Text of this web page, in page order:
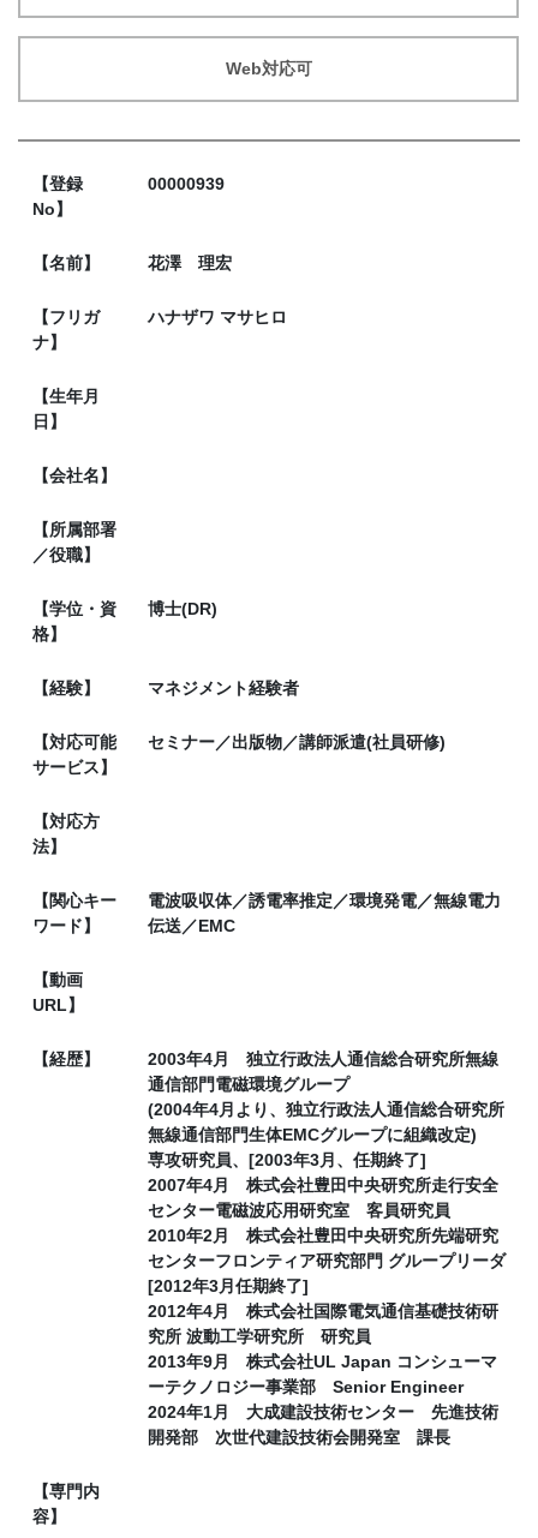
Web対応可
【登録
No】
00000939
【名前】 花澤 理宏
【フリガ
ナ】
ハナザワ マサヒロ
【生年月
日】
【会社名】
【所属部署
／役職】
【学位・資
格】
博士(DR)
【経験】 マネジメント経験者
【対応可能
サービス】
セミナー／出版物／講師派遣(社員研修)
【対応方
法】
【関心キー
ワード】
電波吸収体／誘電率推定／環境発電／無線電力
伝送／EMC
【動画
URL】
【経歴】
2003年4月 独立行政法人通信総合研究所無線
通信部門電磁環境グループ
(2004年4月より、独立行政法人通信総合研究所
無線通信部門生体EMCグループに組織改定)
専攻研究員、[2003年3月、任期終了]
2007年4月 株式会社豊田中央研究所走行安全
センター電磁波応用研究室 客員研究員
2010年2月 株式会社豊田中央研究所先端研究
センターフロンティア研究部門 グループリーダ
[2012年3月任期終了]
2012年4月 株式会社国際電気通信基礎技術研
究所 波動工学研究所 研究員
2013年9月 株式会社UL Japan コンシューマ
ーテクノロジー事業部 Senior Engineer
2024年1月 大成建設技術センター 先進技術
開発部 次世代建設技術会開発室 課長
【専門内
容】